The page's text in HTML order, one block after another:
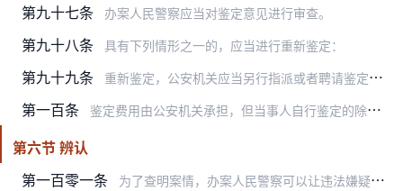
第九十七条 办案人民警察应当对鉴定意见进行审查。
第九十八条 具有下列情形之一的，应当进行重新鉴定：
第九十九条 重新鉴定，公安机关应当另行指派或者聘请鉴定人。
第一百条 鉴定费用由公安机关承担，但当事人自行鉴定的除外。
第六节 辨认
第一百零一条
为了查明案情，办案人民警察可以让违法嫌疑人、被侵害人或者其他证人对与违法行为有关的物品、场所或者违法嫌疑人进行辨认。